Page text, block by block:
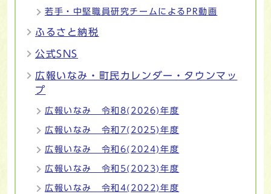
若手・中堅職員研究チームによるPR動画
ふるさと納税
公式SNS
広報いなみ・町民カレンダー・タウンマッ
プ
広報いなみ 令和8(2026)年度
広報いなみ 令和7(2025)年度
広報いなみ 令和6(2024)年度
広報いなみ 令和5(2023)年度
広報いなみ 令和4(2022)年度